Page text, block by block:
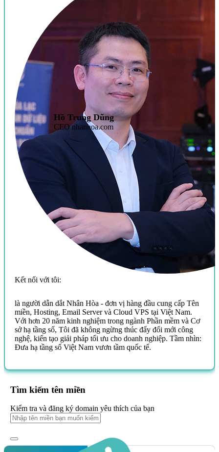
Hồ Trung Dũng
CEO nhanhoa.com
Kết nối với tôi:
là người dẫn dắt Nhân Hòa - đơn vị hàng đầu cung cấp Tên
miền, Hosting, Email Server và Cloud VPS tại Việt Nam.
Với hơn 20 năm kinh nghiệm trong ngành Phần mềm và Cơ
sở hạ tầng số, Tôi đã không ngừng thúc đẩy đổi mới công
nghệ, kiến tạo giải pháp tối ưu cho doanh nghiệp. Tầm nhìn:
Đưa hạ tầng số Việt Nam vươn tầm quốc tế.
Tìm kiếm tên miền
Kiểm tra và đăng ký domain yêu thích của bạn